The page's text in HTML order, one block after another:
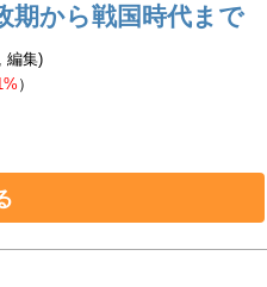
から戦国時代まで
編集)
）